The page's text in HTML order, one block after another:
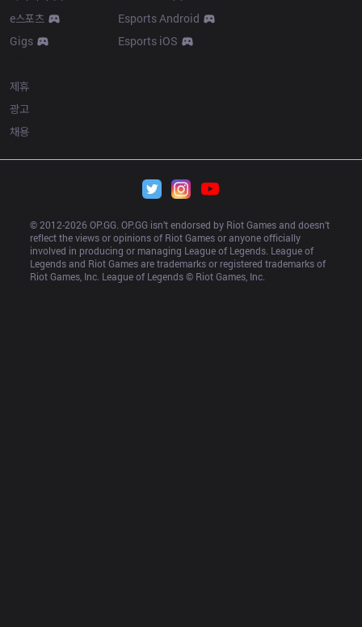
e스포츠
Gigs
Esports Android
Esports iOS
제휴
광고
채용
© 2012-2026 OP.GG. OP.GG isn’t endorsed by Riot Games and doesn’t
reflect the views or opinions of Riot Games or anyone officially
involved in producing or managing League of Legends. League of
Legends and Riot Games are trademarks or registered trademarks of
Riot Games, Inc. League of Legends © Riot Games, Inc.